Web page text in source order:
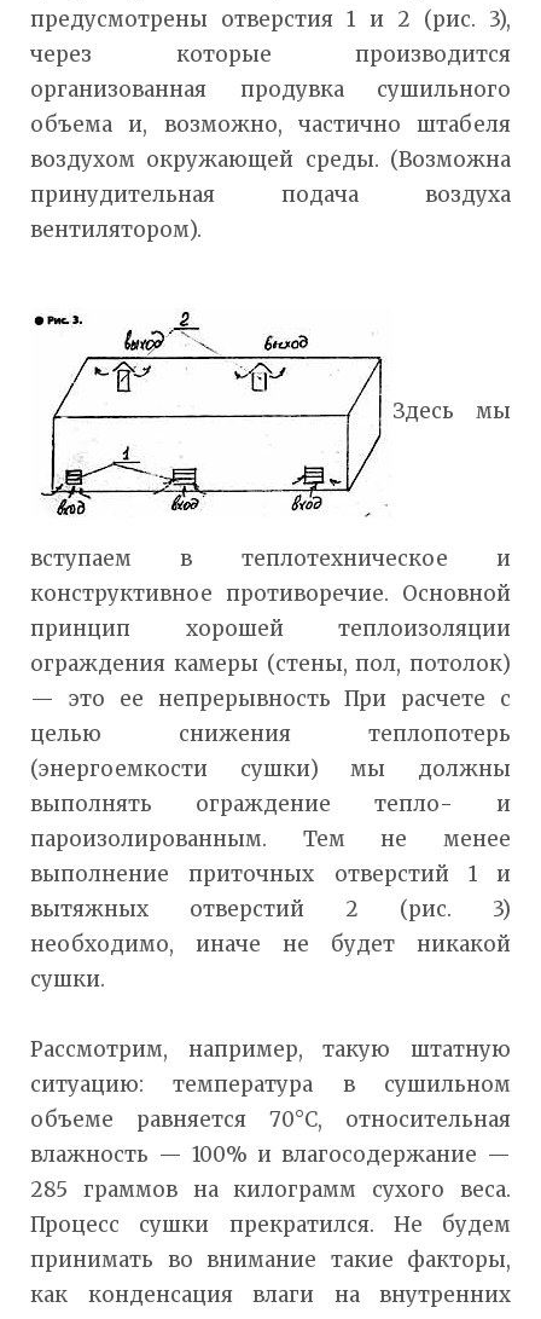
предусмотрены отверстия 1 и 2 (рис. 3),
через которые производится
организованная продувка сушильного
объема и, возможно, частично штабеля
воздухом окружающей среды. (Возможна
принудительная подача воздуха
вентилятором).
Здесь мы
вступаем в теплотехническое и
конструктивное противоречие. Основной
принцип хорошей теплоизоляции
ограждения камеры (стены, пол, потолок)
— это ее непрерывность При расчете с
целью снижения теплопотерь
(энергоемкости сушки) мы должны
выполнять ограждение тепло- и
пароизолированным. Тем не менее
выполнение приточных отверстий 1 и
вытяжных отверстий 2 (рис. 3)
необходимо, иначе не будет никакой
сушки.
Рассмотрим, например, такую штатную
ситуацию: температура в сушильном
объеме равняется 70°С, относительная
влажность — 100% и влагосодержание —
285 граммов на килограмм сухого веса.
Процесс сушки прекратился. Не будем
принимать во внимание такие факторы,
как конденсация влаги на внутренних